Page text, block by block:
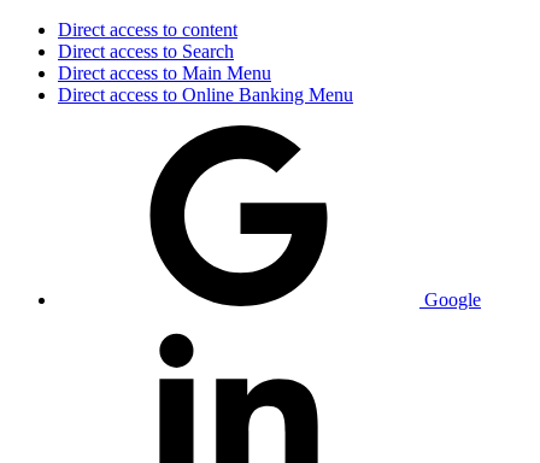
Direct access to content
Direct access to Search
Direct access to Main Menu
Direct access to Online Banking Menu
Google